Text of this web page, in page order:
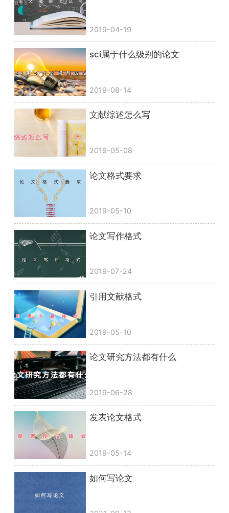
2019-04-19
sci属于什么级别的论文
2019-08-14
文献综述怎么写
2019-05-08
论文格式要求
2019-05-10
论文写作格式
2019-07-24
引用文献格式
2019-05-10
论文研究方法都有什么
2019-06-28
发表论文格式
2019-05-14
如何写论文